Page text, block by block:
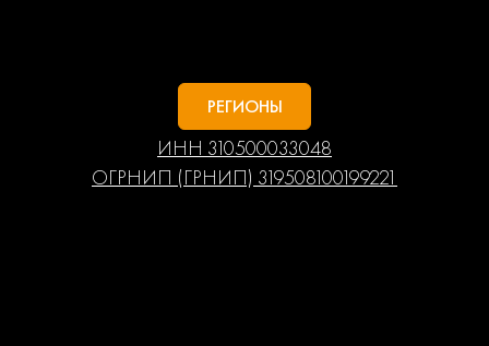
РЕГИОНЫ
ИНН 310500033048
ОГРНИП (ГРНИП) 319508100199221